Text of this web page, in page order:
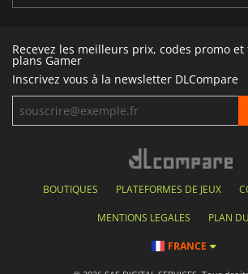
Recevez les meilleurs prix, codes promo et
plans Gamer
Inscrivez vous à la newsletter DLCompare
BOUTIQUES PLATEFORMES DE JEUX
MENTIONS LEGALES PLAN
FRANCE